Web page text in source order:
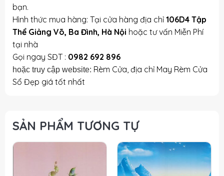
bạn.
Hình thức mua hàng: Tại cửa hàng địa chỉ 106D4 Tập
Thể Giảng Võ, Ba Đình, Hà Nội hoặc tư vấn Miễn Phí
tại nhà
Gọi ngay SĐT : 0982 692 896
hoặc truy cập website: Rèm Cửa, địa chỉ May Rèm Cửa
Sổ Đẹp giá tốt nhất
SẢN PHẨM TƯƠNG TỰ